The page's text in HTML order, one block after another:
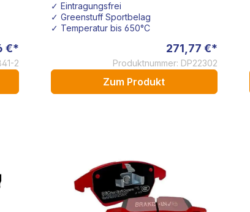
€*
2
✓ Eintragungsfrei
✓ Greenstuff Sportbelag
✓ Temperatur bis 650°C
271,77 €*
Produktnummer: DP22302
Zum Produkt